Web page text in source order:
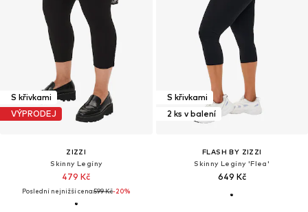
S křivkami
VÝPRODEJ
ZIZZI
Skinny Legíny
479 Kč
Poslední nejnižší cena:599 Kč-20%
S křivkami
2 ks v balení
FLASH BY ZIZZI
Skinny Legíny 'Flea'
649 Kč